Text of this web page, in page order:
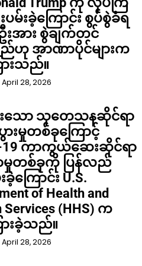
ပမ်းခဲ့ကြောင်း စွပ်စွဲခံရ
အား စွဲချက်တင်
ဟု အာဏာပိုင်များက
ားသည်။
April 28, 2026
သော သုတေသနဆိုင်ရာ
ားမှုတစ်ခုကြောင့်
19 ကာကွယ်ဆေးဆိုင်ရာ
တစ်ခုကို ပြန်လည်
ကြောင်း U.S.
of Health and
Services (HHS) က
ားခဲ့သည်။
April 28, 2026